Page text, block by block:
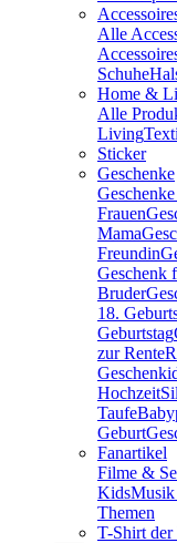
Alle
Schuhe
Home &
Alle
Living
Sticker
Geschenke
Frauen
Mama
Freundin
Geschenk
Bruder
18.
Geburtstag
zur Rente
Hochzeit
Taufe
Geburt
Fanartikel
Filme &
Kids
Themen
T-Shirt der